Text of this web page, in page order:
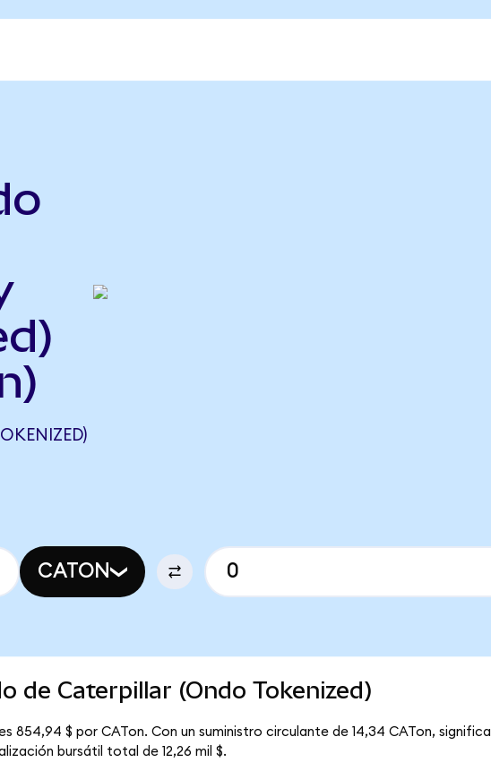
CATON
de Caterpillar (Ondo Tokenized)
854,94 $ por CATon. Con un suministro circulante de 14,34 CATon, significa
bursátil total de 12,26 mil $.